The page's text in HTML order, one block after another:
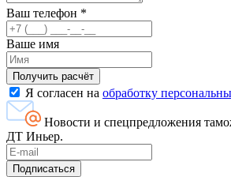
Ваш телефон *
Ваше имя
Я согласен на обработку
Новости и спецпредложения
ДТ Иньер.